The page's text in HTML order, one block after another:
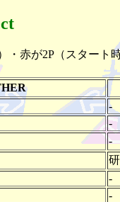
赤が2P（スター
-
-
-
-
-